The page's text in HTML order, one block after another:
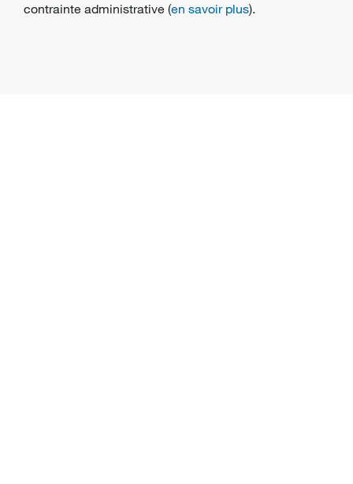
contrainte administrative (en savoir plus).